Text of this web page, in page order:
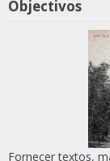
Objectivos
Fornecer textos,